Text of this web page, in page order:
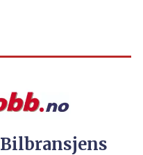
Bilbransjens